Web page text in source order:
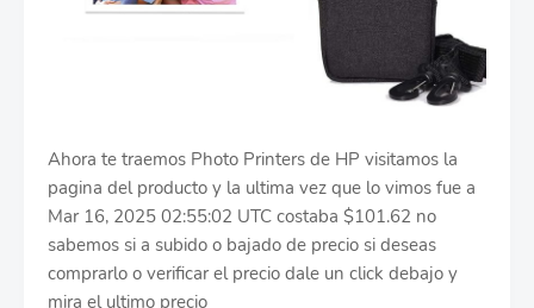
Ahora te traemos Photo Printers de HP visitamos la
pagina del producto y la ultima vez que lo vimos fue a
Mar 16, 2025 02:55:02 UTC costaba $101.62 no
sabemos si a subido o bajado de precio si deseas
comprarlo o verificar el precio dale un click debajo y
mira el ultimo precio